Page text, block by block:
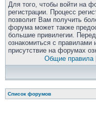
Для того, чтобы войти на
регистрации. Процесс
позволит Вам получить
форума может также
большие привилегии.
ознакомиться с
присутствие на форумах
Общие правила|
Список форумов